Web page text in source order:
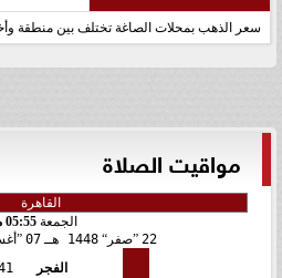
سعر الذهب بمحلات الصاغة تختلف بين منطقة
مواقيت الصلاة
الجمعة 05:55 مـ
22 صفر 1448 هـ 07
الفجر